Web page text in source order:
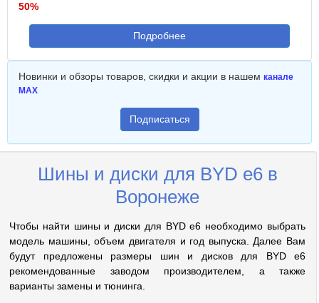
50%
Подробнее
Новинки и обзоры товаров, скидки и акции в нашем канале
MAX
Подписаться
Шины и диски для BYD e6 в
Воронеже
Чтобы найти шины и диски для BYD e6 необходимо выбрать
модель машины, объем двигателя и год выпуска. Далее Вам
будут предложены размеры шин и дисков для BYD e6
рекомендованные заводом производителем, а также
варианты замены и тюнинга.